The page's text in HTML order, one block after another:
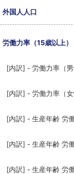
外国人人口
労働力率（15歳以上）
[内訳] - 労働力率（男
[内訳] - 労働力率（女
[内訳] - 生産年齢 労
[内訳] - 生産年齢 労
[内訳] - 生産年齢 労